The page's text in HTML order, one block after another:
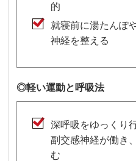
的
就寝前に湯たんぽ
神経を整える
◎軽い運動と呼吸法
深呼吸をゆっくり
副交感神経が働き
む